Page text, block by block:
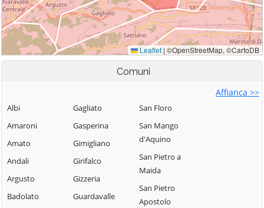
Comuni
Affianca >>
Albi
Amaroni
Amato
Andali
Argusto
Badolato
Gagliato
Gasperina
Gimigliano
Girifalco
Gizzeria
Guardavalle
San Floro
San Mango
d'Aquino
San Pietro a
Maida
San Pietro
Apostolo